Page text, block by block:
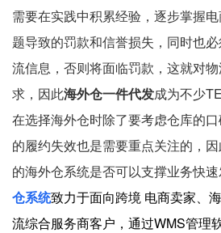
需要在实践中积累经验，逐步掌握
题导致的罚款和信誉损失，同时也
流信息，否则将面临罚款，这就对
求，因此海外仓一件代发成为不少
在选择海外仓时除了要考虑仓库的
的履约失效也是需要重点关注的，
的海外仓系统是否可以支撑业务快速
仓系统致力于面向跨境 电商卖家、
流综合服务商客户，通过WMS管理